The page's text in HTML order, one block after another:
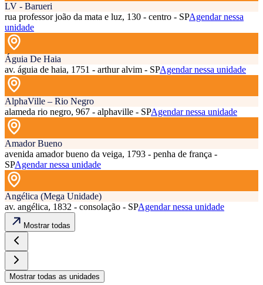
LV - Barueri
rua professor joão da mata e luz, 130 - centro - SPAgendar nessa
unidade
Águia De Haia
av. águia de haia, 1751 - arthur alvim - SPAgendar nessa unidade
AlphaVille – Rio Negro
alameda rio negro, 967 - alphaville - SPAgendar nessa unidade
Amador Bueno
avenida amador bueno da veiga, 1793 - penha de frança -
SPAgendar nessa unidade
Angélica (Mega Unidade)
av. angélica, 1832 - consolação - SPAgendar nessa unidade
Mostrar todas
Mostrar todas as unidades